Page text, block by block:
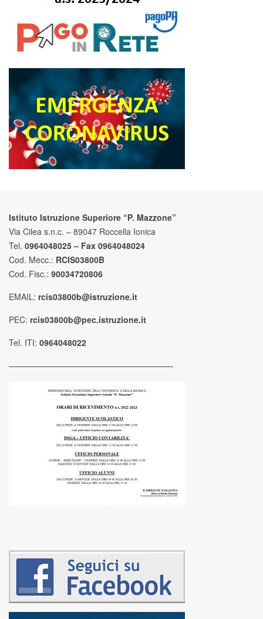
Istituto Istruzione Superiore “P. Mazzone”
Via Cilea s.n.c. – 89047 Roccella Ionica
Tel. 0964048025 – Fax 0964048024
Cod. Mecc.: RCIS03800B
Cod. Fisc.: 90034720806
EMAIL: rcis03800b@istruzione.it
PEC: rcis03800b@pec.istruzione.it
Tel. ITI: 0964048022
————————————————————